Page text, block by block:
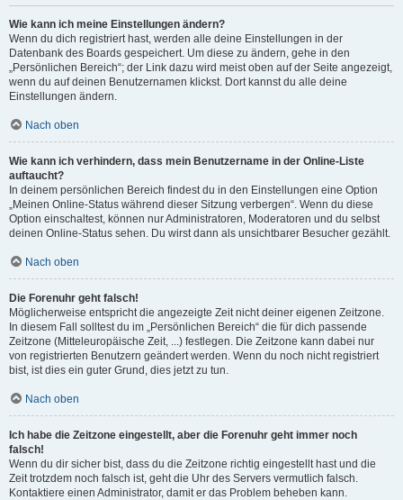
Wie kann ich meine Einstellungen ändern?
Wenn du dich registriert hast, werden alle deine Einstellungen in der
Datenbank des Boards gespeichert. Um diese zu ändern, gehe in den
„Persönlichen Bereich“; der Link dazu wird meist oben auf der Seite angezeigt,
wenn du auf deinen Benutzernamen klickst. Dort kannst du alle deine
Einstellungen ändern.
Nach oben
Wie kann ich verhindern, dass mein Benutzername in der Online-Liste
auftaucht?
In deinem persönlichen Bereich findest du in den Einstellungen eine Option
„Meinen Online-Status während dieser Sitzung verbergen“. Wenn du diese
Option einschaltest, können nur Administratoren, Moderatoren und du selbst
deinen Online-Status sehen. Du wirst dann als unsichtbarer Besucher gezählt.
Nach oben
Die Forenuhr geht falsch!
Möglicherweise entspricht die angezeigte Zeit nicht deiner eigenen Zeitzone.
In diesem Fall solltest du im „Persönlichen Bereich“ die für dich passende
Zeitzone (Mitteleuropäische Zeit, ...) festlegen. Die Zeitzone kann dabei nur
von registrierten Benutzern geändert werden. Wenn du noch nicht registriert
bist, ist dies ein guter Grund, dies jetzt zu tun.
Nach oben
Ich habe die Zeitzone eingestellt, aber die Forenuhr geht immer noch
falsch!
Wenn du dir sicher bist, dass du die Zeitzone richtig eingestellt hast und die
Zeit trotzdem noch falsch ist, geht die Uhr des Servers vermutlich falsch.
Kontaktiere einen Administrator, damit er das Problem beheben kann.